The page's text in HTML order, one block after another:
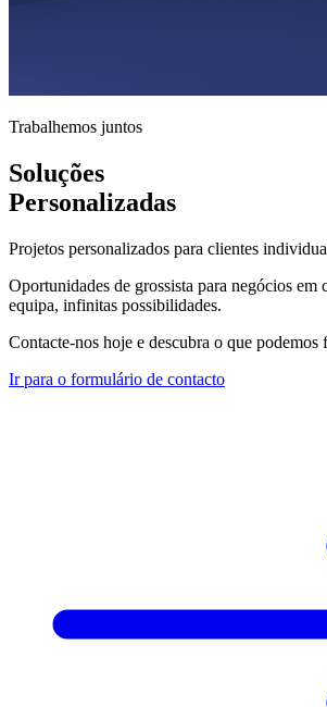
Trabalhemos juntos
Soluções
Personalizadas
Projetos personalizados para clientes
Oportunidades de grossista para negócios em
equipa, infinitas possibilidades.
Contacte-nos hoje e descubra o que podemos
Ir para o formulário de contacto